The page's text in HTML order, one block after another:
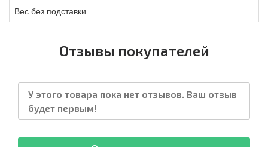
Вес без подставки
Отзывы покупателей
У этого товара пока нет отзывов. Ваш отзыв
будет первым!